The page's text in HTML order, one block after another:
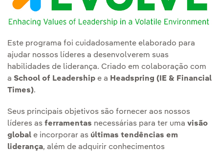
Este programa foi cuidadosamente elaborado para
ajudar nossos líderes a desenvolverem suas
habilidades de liderança. Criado em colaboração com
a School of Leadership e a Headspring (IE & Financial
Times).
Seus principais objetivos são fornecer aos nossos
líderes as ferramentas necessárias para ter uma visão
global e incorporar as últimas tendências em
liderança, além de adquirir conhecimentos